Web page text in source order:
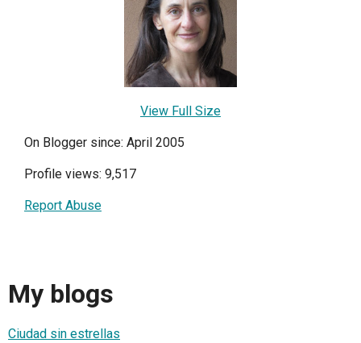
View Full Size
On Blogger since: April 2005
Profile views: 9,517
Report Abuse
My blogs
Ciudad sin estrellas